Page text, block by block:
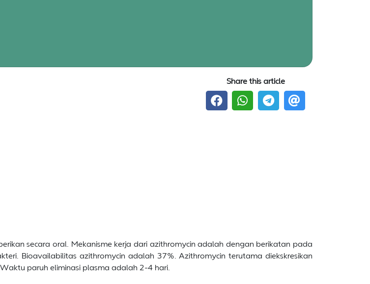
Share this article
secara oral. Mekanisme kerja dari azithromycin adalah dengan berikatan pada
Bioavailabilitas azithromycin adalah 37%. Azithromycin terutama diekskresikan
paruh eliminasi plasma adalah 2-4 hari.